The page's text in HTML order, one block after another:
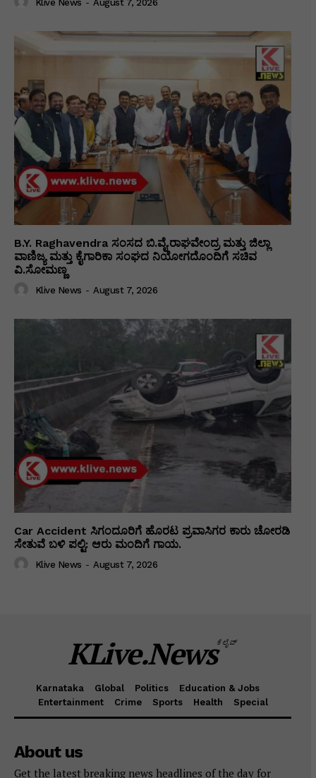
Klive News - August 7, 2026
B.Y. Raghavendra ಸಂಸದ ಬಿ.ವೈ.ರಾಘವೇಂದ್ರ ಮತ್ತು ಜಿಲ್ಲಾ
ವಾಣಿಜ್ಯ ಮತ್ತು ಕೈಗಾರಿಕಾ ಸಂಘದ ನಿಯೋಗದೊಂದಿಗೆ ಸಚಿವ
ವಿ‌.ಸೋಮಣ್ಣ
Klive News - August 7, 2026
Car Accident ಸಿಗಂದೂರಿಗೆ ಹೊರಟ ಪ್ರವಾಸಿಗರ ಕಾರು ಚೋರಡಿ
ಸೇತುವೆ ಬಳಿ ಪಲ್ಟಿ: ಆರು ಮಂದಿಗೆ ಗಾಯ.
Klive News - August 7, 2026
KLive.Newsಕೆಲೈವ್
Karnataka Global Politics
Education & Jobs
Entertainment
Crime Sports Health Special
About us
Get the latest breaking news headlines of the day for